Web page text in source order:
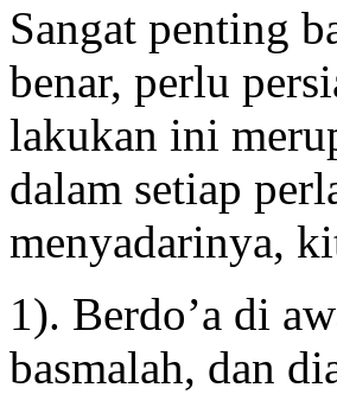
Sangat penting
benar, perlu
lakukan ini
dalam setiap
menyadarinya,
️1). Berdo’a di
basmalah, dan